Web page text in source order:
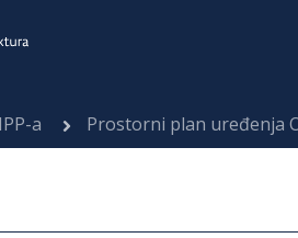
a Prostorni plan uređenja